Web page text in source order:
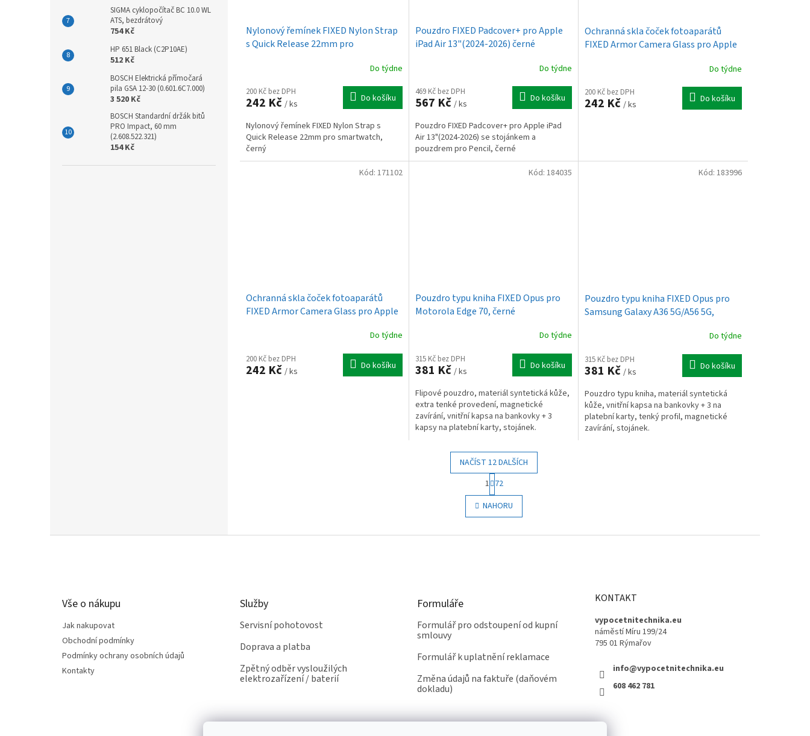
SIGMA cyklopočítač BC 10.0 WL
ATS, bezdrátový
754 Kč
HP 651 Black (C2P10AE)
512 Kč
BOSCH Elektrická přímočará
pila GSA 12-30 (0.601.6C7.000)
3 520 Kč
BOSCH Standardní držák bitů
PRO Impact, 60 mm
(2.608.522.321)
154 Kč
Nylonový řemínek FIXED Nylon Strap
s Quick Release 22mm pro
Do týdne
200 Kč bez DPH
242 Kč / ks Do košíku
Nylonový řemínek FIXED Nylon Strap s
Quick Release 22mm pro smartwatch,
černý
Pouzdro FIXED Padcover+ pro Apple
iPad Air 13"(2024-2026) černé
Do týdne
469 Kč bez DPH
567 Kč / ks Do košíku
Pouzdro FIXED Padcover+ pro Apple iPad
Air 13"(2024-2026) se stojánkem a
pouzdrem pro Pencil, černé
Ochranná skla čoček fotoaparátů
FIXED Armor Camera Glass pro Apple
Do týdne
200 Kč bez DPH
242 Kč / ks Do košíku
Ochranná skla čoček fotoaparátů
FIXED Armor Camera Glass pro Apple
Do týdne
200 Kč bez DPH
242 Kč / ks Do košíku
Kód: 171102
Pouzdro typu kniha FIXED Opus pro
Motorola Edge 70, černé
Do týdne
315 Kč bez DPH
381 Kč / ks Do košíku
Flipové pouzdro, materiál syntetická kůže,
extra tenké provedení, magnetické
zavírání, vnitřní kapsa na bankovky + 3
kapsy na platební karty, stojánek.
Kód: 184035
Pouzdro typu kniha FIXED Opus pro
Samsung Galaxy A36 5G/A56 5G,
Do týdne
315 Kč bez DPH
381 Kč / ks Do košíku
Pouzdro typu kniha, materiál syntetická
kůže, vnitřní kapsa na bankovky + 3 na
platební karty, tenký profil, magnetické
zavírání, stojánek.
Kód: 183996
O
v
l
d
y
ý
p
s
NAČÍST 12 DALŠÍCH
S
t
r
á
n
o
1 72
NAHORU
Vše o nákupu
Jak nakupovat
Obchodní podmínky
Podmínky ochrany osobních údajů
Kontakty
Služby
Servisní pohotovost
Doprava a platba
Zpětný odběr vysloužilých
elektrozařízení / baterií
Formuláře
Formulář pro odstoupení od kupní
smlouvy
Formulář k uplatnění reklamace
Změna údajů na faktuře (daňovém
dokladu)
KONTAKT
vypocetnitechnika.eu
náměstí Míru 199/24
795 01 Rýmařov
info@vypocetnitechnika.eu
608 462 781